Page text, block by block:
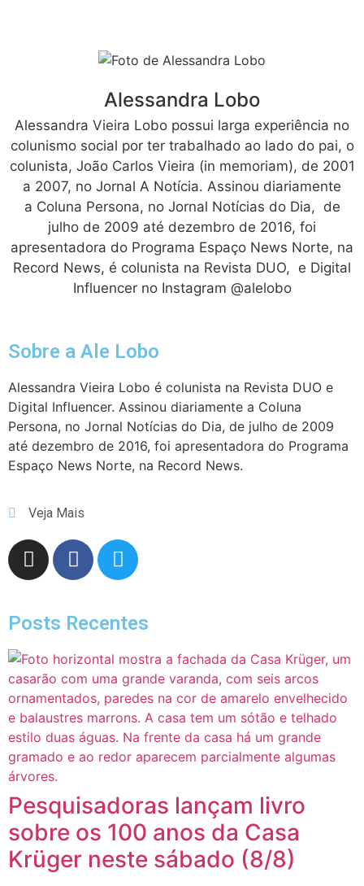
Alessandra Lobo
Alessandra Vieira Lobo possui larga experiência no
colunismo social por ter trabalhado ao lado do pai, o
colunista, João Carlos Vieira (in memoriam), de 2001
a 2007, no Jornal A Notícia. Assinou diariamente
a Coluna Persona, no Jornal Notícias do Dia, de
julho de 2009 até dezembro de 2016, foi
apresentadora do Programa Espaço News Norte, na
Record News, é colunista na Revista DUO, e Digital
Influencer no Instagram @alelobo
Sobre a Ale Lobo
Alessandra Vieira Lobo é colunista na Revista DUO e
Digital Influencer. Assinou diariamente a Coluna
Persona, no Jornal Notícias do Dia, de julho de 2009
até dezembro de 2016, foi apresentadora do Programa
Espaço News Norte, na Record News.
Veja Mais
Posts Recentes
Pesquisadoras lançam livro
sobre os 100 anos da Casa
Krüger neste sábado (8/8)